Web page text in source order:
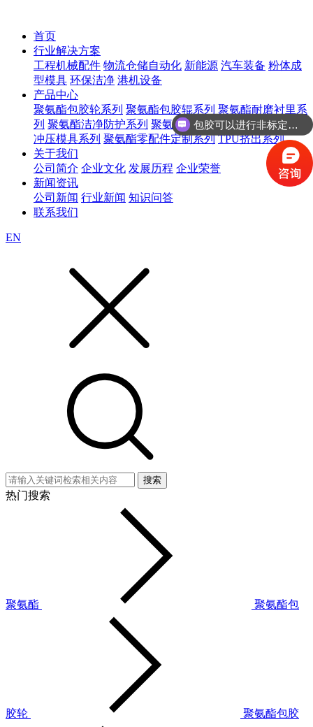
首页
行业解决方案
工程机械配件 物流仓储自动化 新能源 汽车装备 粉体成
型模具 环保洁净 港机设备
产品中心
聚氨酯包胶轮系列 聚氨酯包胶辊系列 聚氨酯耐磨衬里系
列 聚氨酯洁净防护系列 聚氨酯等静压模具系列 聚氨酯
冲压模具系列 聚氨酯零配件定制系列 TPU挤出系列
关于我们
公司简介 企业文化 发展历程 企业荣誉
新闻资讯
公司新闻 行业新闻 知识问答
联系我们
EN
搜索
热门搜索
聚氨酯 聚氨酯包
胶轮 聚氨酯包胶
包胶可以进行非标定制吗？
咨询聚氨酯包胶轮